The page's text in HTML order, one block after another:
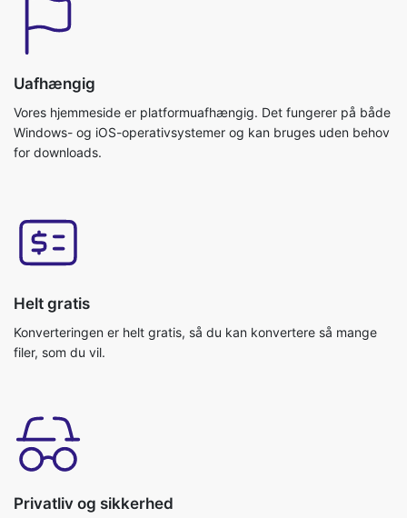
Uafhængig
Vores hjemmeside er platformuafhængig. Det fungerer på både
Windows- og iOS-operativsystemer og kan bruges uden behov
for downloads.
Helt gratis
Konverteringen er helt gratis, så du kan konvertere så mange
filer, som du vil.
Privatliv og sikkerhed